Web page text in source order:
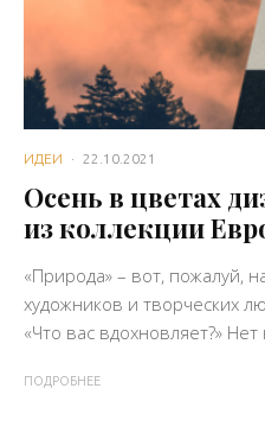
ИДЕИ · 22.10.2021
Осень в цветах
из коллекции
«Природа» – вот, пожалуй,
художников и творческих
«Что вас вдохновляет?» Нет
ПОДРОБНЕЕ